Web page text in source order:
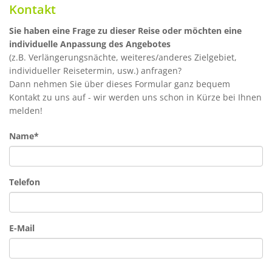
Kontakt
Sie haben eine Frage zu dieser Reise oder möchten eine
individuelle Anpassung des Angebotes
(z.B. Verlängerungsnächte, weiteres/anderes Zielgebiet,
individueller Reisetermin, usw.) anfragen?
Dann nehmen Sie über dieses Formular ganz bequem
Kontakt zu uns auf - wir werden uns schon in Kürze bei Ihnen
melden!
Name*
Telefon
E-Mail